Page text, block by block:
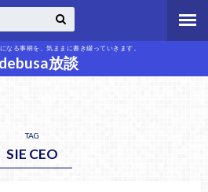
なる事柄を、気ままに書き綴っていきます。
放談
TAG
SIE CEO